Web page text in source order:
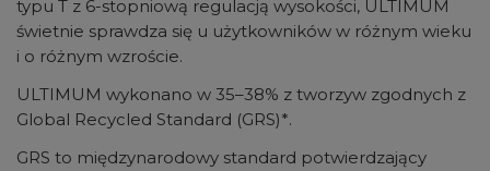
typu T z 6-stopniową regulacją wysokości, ULTIMUM
świetnie sprawdza się u użytkowników w różnym wieku
i o różnym wzroście.
ULTIMUM wykonano w 35–38% z tworzyw zgodnych z
Global Recycled Standard (GRS)*.
GRS to międzynarodowy standard potwierdzający